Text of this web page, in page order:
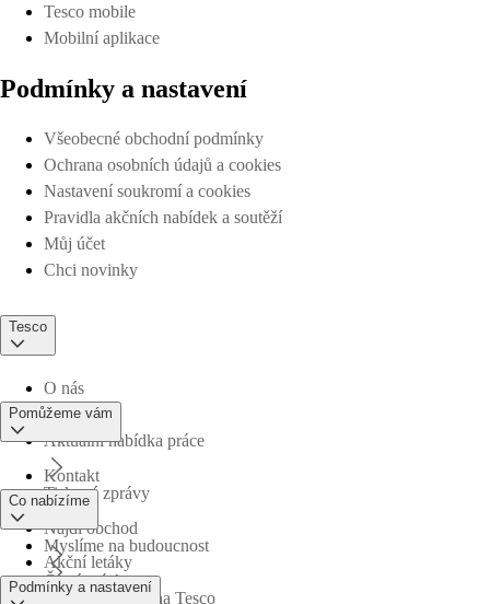
Tesco mobile
Mobilní aplikace
Podmínky a nastavení
Všeobecné obchodní podmínky
Ochrana osobních údajů a cookies
Nastavení soukromí a cookies
Pravidla akčních nabídek a soutěží
Můj účet
Chci novinky
Tesco
O nás
Aktuální nabídka práce
Tiskové zprávy
Myslíme na budoucnost
Obchodní skupina Tesco
Pomůžeme vám
Kontakt
Najdi obchod
Časté otázky
Co nabízíme
Akční letáky
Podmínky a nastavení